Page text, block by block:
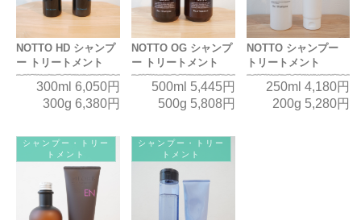
NOTTO HD シャンプ
ー トリートメント
300ml 6,050円
300g 6,380円
NOTTO OG シャンプ
ー トリートメント
500ml 5,445円
500g 5,808円
NOTTO シャンプー
トリートメント
250ml 4,180円
200g 5,280円
シャンプー・トリー
トメント
シャンプー・トリー
トメント